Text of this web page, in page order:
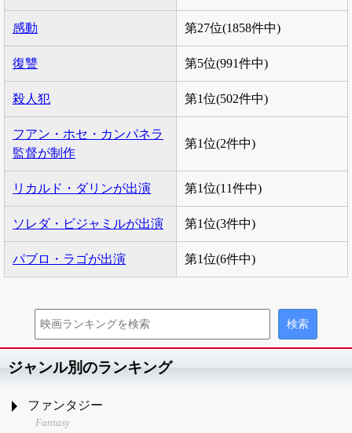
感動 第27位(1858件中)
復讐 第5位(991件中)
殺人犯 第1位(502件中)
フアン・ホセ・カンパネラ
監督が制作
第1位(2件中)
リカルド・ダリンが出演 第1位(11件中)
ソレダ・ビジャミルが出演 第1位(3件中)
パブロ・ラゴが出演 第1位(6件中)
ジャンル別のランキング
ファンタジー
Fantasy